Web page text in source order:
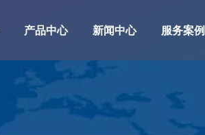
产品中心 新闻中心 服务案例